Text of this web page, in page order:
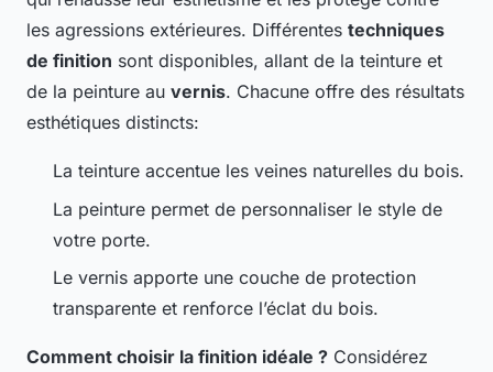
les agressions extérieures. Différentes techniques
de finition sont disponibles, allant de la teinture et
de la peinture au vernis. Chacune offre des résultats
esthétiques distincts:
La teinture accentue les veines naturelles du bois.
La peinture permet de personnaliser le style de
votre porte.
Le vernis apporte une couche de protection
transparente et renforce l’éclat du bois.
Comment choisir la finition idéale ? Considérez